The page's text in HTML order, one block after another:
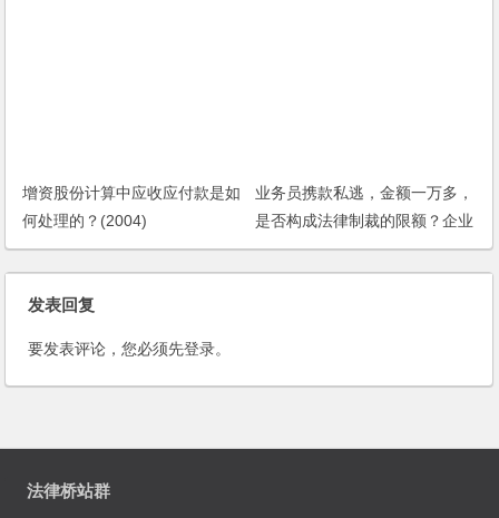
增资股份计算中应收应付款是如
何处理的？(2004)
业务员携款私逃，金额一万多，
是否构成法律制裁的限额？企业
如何要回款项？
发表回复
要发表评论，您必须先登录
法律桥站群